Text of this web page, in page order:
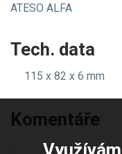
ATESO ALFA
Tech. data
115 x 82 x 6 mm
Komentáře